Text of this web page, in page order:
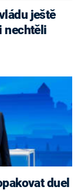
ještě
nechtěli